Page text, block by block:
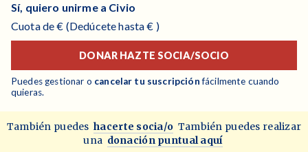
Sí, quiero unirme a Civio
Cuotade€ (Dedúcete hasta€ )
DONAR HAZTE SOCIA/SOCIO
Puedes gestionar o cancelar tu suscripciónfácilmente cuando
quieras.
También puedes hacerte socia/o También puedes realizar
una donación puntual aquí